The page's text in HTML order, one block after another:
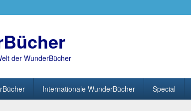
der WunderBücher
Internationale WunderBücher Special